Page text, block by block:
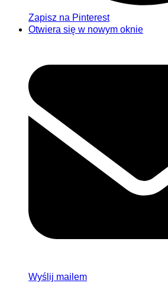
Zapisz na Pinterest
Otwiera się w nowym oknie
Wyślij mailem